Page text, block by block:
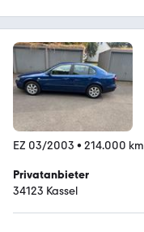
EZ 03/2003 • 214.000 km
Privatanbieter
34123 Kassel